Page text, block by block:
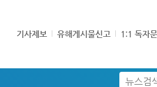
기사제보 유해게시물신고 1:1 독자
뉴스검